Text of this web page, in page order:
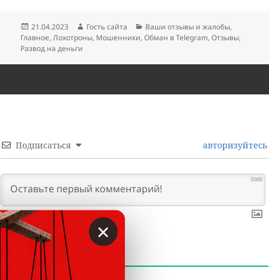
Опубликовано
21.04.2023 Автор
Гость сайта Рубрики
Ваши отзывы и жалобы,
Главное,Лохотроны, Мошенники,Обман в Telegram,Отзывы,
Развод на деньги
Подписаться авторизуйтесь
5000
КОММЕНТАРИИ
×